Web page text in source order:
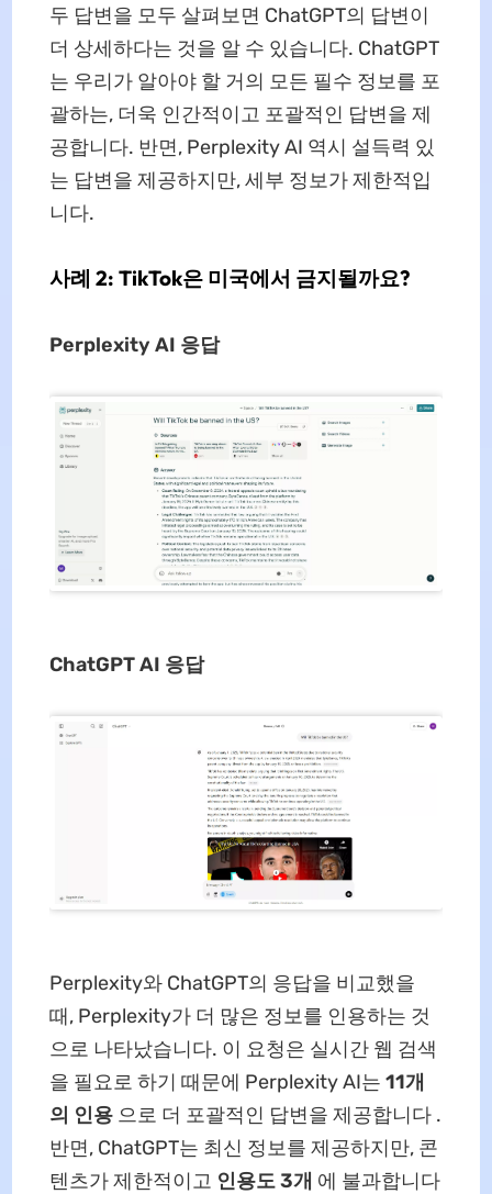
두 답변을 모두 살펴보면 ChatGPT의 답변이
더 상세하다는 것을 알 수 있습니다. ChatGPT
는 우리가 알아야 할 거의 모든 필수 정보를 포
괄하는, 더욱 인간적이고 포괄적인 답변을 제
공합니다. 반면, Perplexity AI 역시 설득력 있
는 답변을 제공하지만, 세부 정보가 제한적입
니다.
사례 2: TikTok은 미국에서 금지될까요?
Perplexity AI 응답
ChatGPT AI 응답
Perplexity와 ChatGPT의 응답을 비교했을
때, Perplexity가 더 많은 정보를 인용하는 것
으로 나타났습니다. 이 요청은 실시간 웹 검색
을 필요로 하기 때문에 Perplexity AI는 11개
의 인용으로 더 포괄적인 답변을 제공합니다 .
반면, ChatGPT는 최신 정보를 제공하지만, 콘
텐츠가 제한적이고 인용도 3개 에 불과합니다